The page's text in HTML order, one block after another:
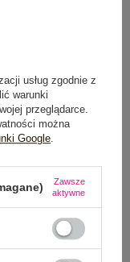
usług zgodnie z
warunki
przeglądarce.
można
Google.
Zawsze
aktywne